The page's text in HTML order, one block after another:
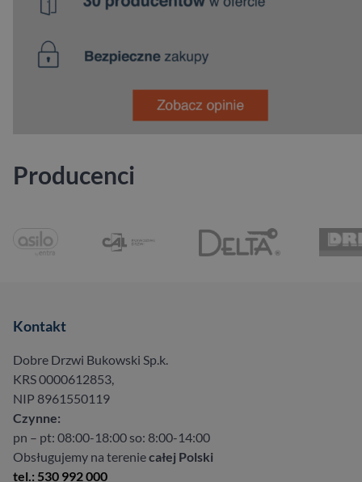
Producenci
Kontakt
Dobre Drzwi Bukowski Sp.k.
KRS 0000612853,
NIP 8961550119
Czynne:
pn – pt: 08:00-18:00 so: 8:00-14:00
Obsługujemy na tereniecałej Polski
tel.: 530 992 000